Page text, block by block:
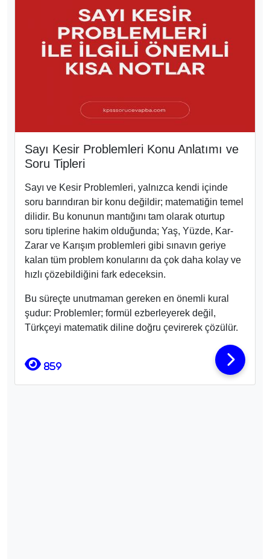
Sayı Kesir Problemleri Konu Anlatımı ve
Soru Tipleri
Sayı ve Kesir Problemleri, yalnızca kendi içinde
soru barındıran bir konu değildir; matematiğin temel
dilidir. Bu konunun mantığını tam olarak oturtup
soru tiplerine hakim olduğunda; Yaş, Yüzde, Kar-
Zarar ve Karışım problemleri gibi sınavın geriye
kalan tüm problem konularını da çok daha kolay ve
hızlı çözebildiğini fark edeceksin.
Bu süreçte unutmaman gereken en önemli kural
şudur: Problemler; formül ezberleyerek değil,
Türkçeyi matematik diline doğru çevirerek çözülür.
859